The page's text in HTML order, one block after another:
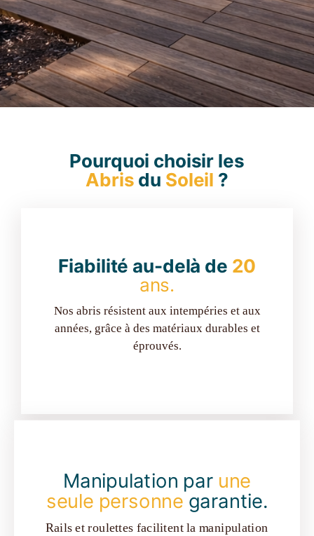
Pourquoi choisir les
Abris du Soleil ?
Fiabilité au-delà de 20
ans.
Nos abris résistent aux intempéries et aux
années, grâce à des matériaux durables et
éprouvés.
Manipulation par une
seule personne garantie.
Rails et roulettes facilitent la manipulation